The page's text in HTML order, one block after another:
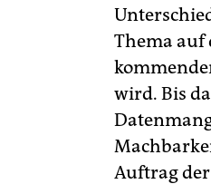
Thema auf
wird. Bis
Auftrag